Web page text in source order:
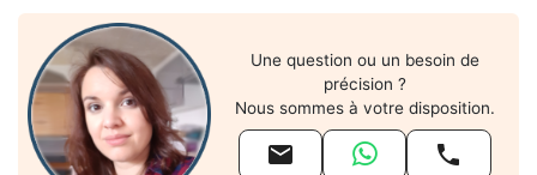
Une question ou un besoin de
précision ?
Nous sommes à votre disposition.
 